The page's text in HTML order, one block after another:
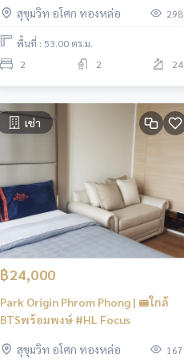
สุขุมวิท อโศก ทองหล่อ 298
พื้นที่ : 53.00 ตร.ม.
2
2 24
เช่า
฿24,000
Park Origin Phrom Phong | 🚝ใกล้
BTSพร้อมพงษ์ #HL Focus
สุขุมวิท อโศก ทองหล่อ 167